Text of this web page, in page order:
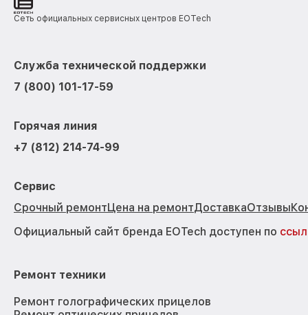
Сеть официальных сервисных центров EOTech
Служба технической поддержки
7 (800) 101-17-59
Горячая линия
+7 (812) 214-74-99
Сервис
Срочный ремонтЦена на ремонтДоставкаОтзывы
Официальный сайт бренда EOTech доступен по
Ремонт техники
Ремонт голографических прицелов